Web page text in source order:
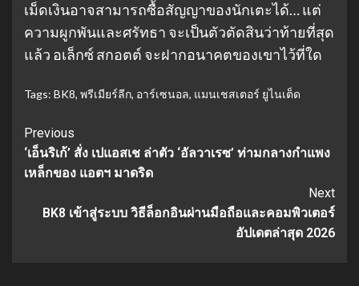
เม็ดเงินอาจสามารถซื้อสัญญาของนักเตะได้… แต่
ความผูกพันและศรัทธา จะเป็นตัวตัดสินว่าท้ายที่สุด
แล้ว อเล็กซ์ สกอตต์ จะฝากอนาคตของเขาไว้ที่ใด
Tags: BK8, พรีเมียร์ลีก, อาร์เซนอล, แมนเชสเตอร์ ยูไนเต็ด
Continue
Reading
Previous
‘เอ็นริเก้’ สั่ง เปแอสเช ล่าตัว ‘อัลวาเรซ’ ท่ามกลางกำแพง
เหล็กของ แอตฯ มาดริด
Next
BK8 เข้าสู่ระบบ วิธีล็อกอินผ่านมือถือและคอมพิวเตอร์
อัปเดตล่าสุด 2026